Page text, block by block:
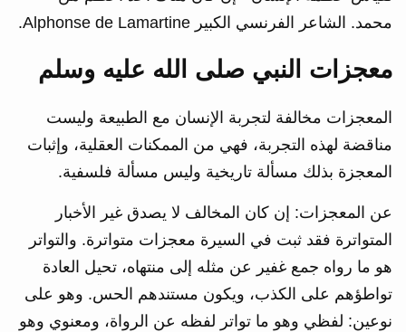
محمد. الشاعر الفرنسي الكبير Alphonse de Lamartine.
معجزات النبي صلى الله عليه وسلم
المعجزات مخالفة لتجربة الإنسان مع الطبيعة وليست
مناقضة لهذه التجربة، فهي من الممكنات العقلية، وإثبات
المعجزة بذلك مسألة تاريخية وليس مسألة فلسفية.
عن المعجزات: إن كان المخالف لا يصدق غير الأخبار
المتواترة فقد ثبت في السيرة معجزات متواترة. والتواتر
هو ما رواه جمع غفير عن مثله إلى منتهاه، تحيل العادة
تواطؤهم على الكذب، ويكون مستندهم الحس. وهو على
نوعين: لفظي وهو ما تواتر لفظه عن الرواة، ومعنوي وهو